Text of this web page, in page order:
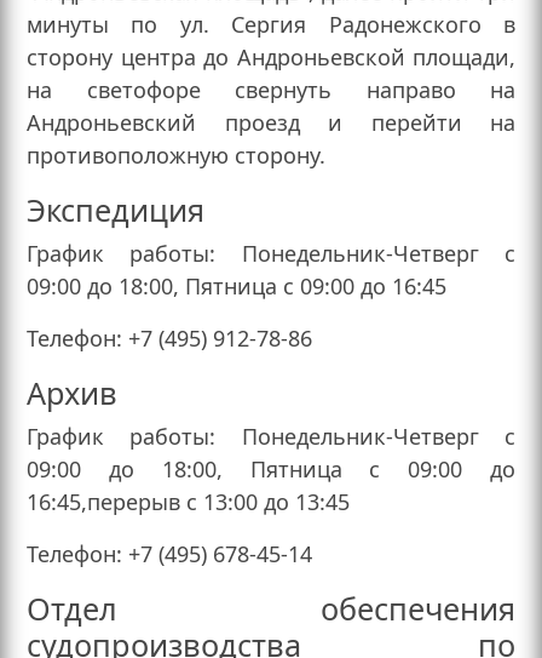
минуты по ул. Сергия Радонежского в
сторону центра до Андроньевской площади,
на светофоре свернуть направо на
Андроньевский проезд и перейти на
противоположную сторону.
Экспедиция
График работы: Понедельник-Четверг с
09:00 до 18:00, Пятница с 09:00 до 16:45
Телефон: +7 (495) 912-78-86
Архив
График работы: Понедельник-Четверг с
09:00 до 18:00, Пятница с 09:00 до
16:45,перерыв с 13:00 до 13:45
Телефон: +7 (495) 678-45-14
Отдел обеспечения
судопроизводства по